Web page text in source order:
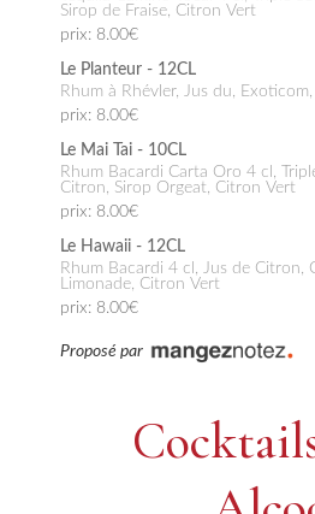
Sirop de Fraise, Citron Vert
prix: 8.00€
Le Planteur - 12CL
Rhum à Rhévler, Jus du,
prix: 8.00€
Le Mai Tai - 10CL
Rhum Bacardi Carta Oro 4 cl, Triple sec 2 cl, Jus de
Citron, Sirop Orgeat, Citron Vert
prix: 8.00€
Le Hawaii - 12CL
Rhum Bacardi 4 cl, Jus de Citron, Coulis de Fraises,
Limonade, Citron Vert
prix: 8.00€
Proposé par